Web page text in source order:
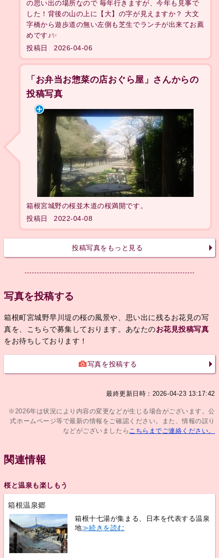
の思い出の場所なので 毎年行きますが、今年も見事で
した！背後の山の上に【大】の字が見えますか？ 大文
字橋から遊歩道の無い左側も芝生でランチが出来てお薦
めです♪✨
投稿日
2026-04-06
「お弁当お惣菜の店おぐら屋」さんからの
投稿写真
箱根宮城野の桜並木道の桜満開です。
投稿日
2022-04-08
投稿写真をもっと見る
写真を投稿する
箱根町宮城野早川堤の桜の風景や、思い出に残るお花見の写
真を、こちらで募集しております。あなたのお花見投稿写真
をお待ちしております！
写真を投稿する
最終更新日時：2026-04-23 13:17:42
※2026年は状況により内容の変更などが生じる場合がございます。公
式ホームページ等で最新の情報をご確認ください。また、情報の誤り
などがございましたら こちらまでご連絡ください。
関連情報
桜と温泉も楽しもう
箱根温泉郷
箱根十七湯が集まる、日本を代表する温泉
地≫続きを読む